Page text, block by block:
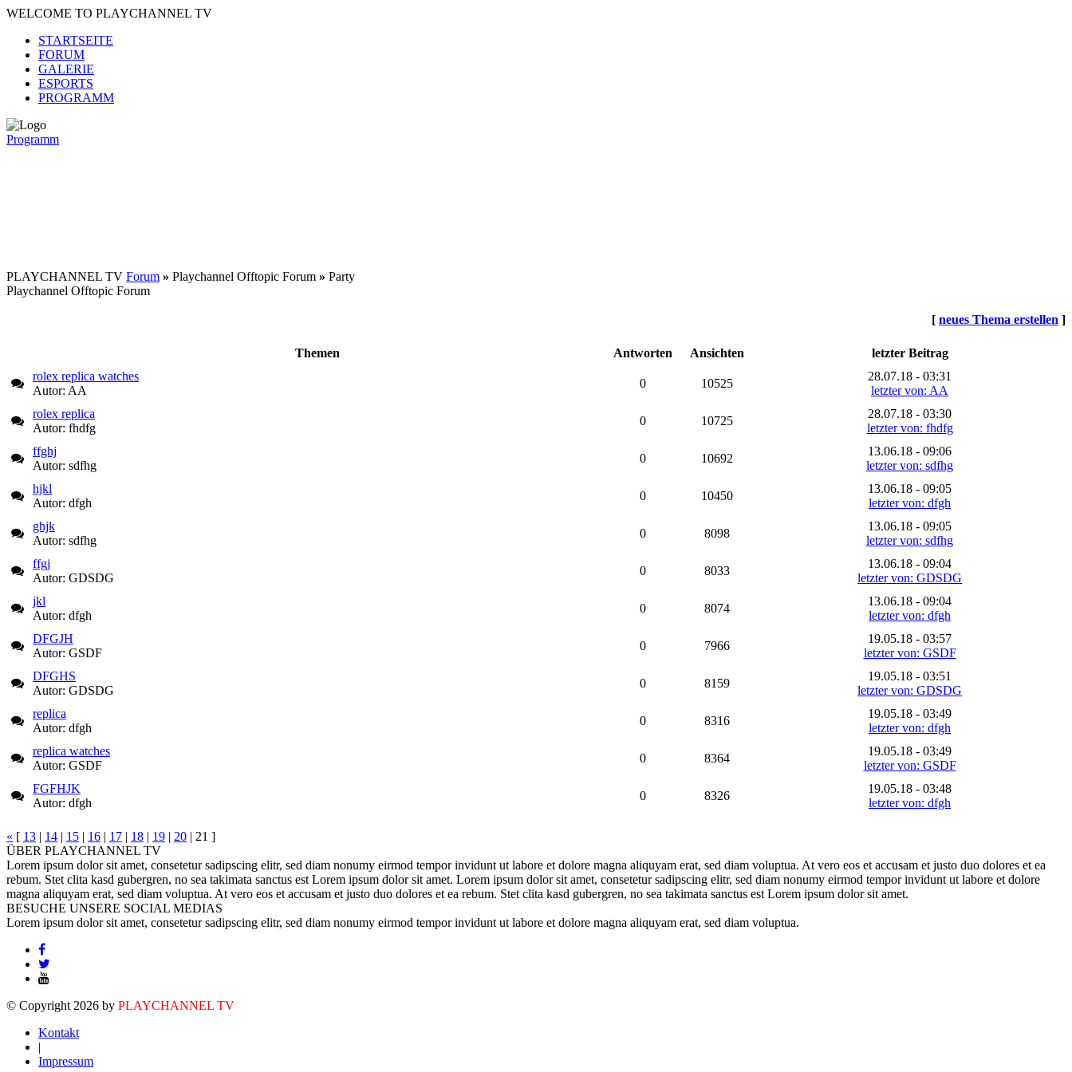
WELCOME TO PLAYCHANNEL TV
STARTSEITE
FORUM
GALERIE
ESPORTS
PROGRAMM
Programm
PLAYCHANNEL TV Forum » Playchannel Offtopic Forum » Party
Playchannel Offtopic Forum
[ neues Thema erstellen ]
Themen Antworten Ansichten
letzter Beitrag
rolex replica watches
Autor: AA
0 10525
28.07.18 - 03:31
letzter von: AA
rolex replica
Autor: fhdfg
0 10725
28.07.18 - 03:30
letzter von: fhdfg
ffghj
Autor: sdfhg
0 10692
13.06.18 - 09:06
letzter von: sdfhg
hjkl
Autor: dfgh
0 10450
13.06.18 - 09:05
letzter von: dfgh
ghjk
Autor: sdfhg
0 8098
13.06.18 - 09:05
letzter von: sdfhg
ffgj
Autor: GDSDG
0 8033
13.06.18 - 09:04
letzter von: GDSDG
jkl
Autor: dfgh
0 8074
13.06.18 - 09:04
letzter von: dfgh
DFGJH
Autor: GSDF
0 7966
19.05.18 - 03:57
letzter von: GSDF
DFGHS
Autor: GDSDG
0 8159
19.05.18 - 03:51
letzter von: GDSDG
replica
Autor: dfgh
0 8316
19.05.18 - 03:49
letzter von: dfgh
replica watches
Autor: GSDF
0 8364
19.05.18 - 03:49
letzter von: GSDF
FGFHJK
Autor: dfgh
0 8326
19.05.18 - 03:48
letzter von: dfgh
« [ 13 | 14 | 15 | 16 | 17 | 18 | 19 | 20 | 21 ]
ÜBER PLAYCHANNEL TV
Lorem ipsum dolor sit amet, consetetur sadipscing elitr, sed diam nonumy eirmod tempor invidunt ut labore et dolore magna aliquyam erat, sed diam voluptua. At vero eos et accusam et justo duo dolores et ea
rebum. Stet clita kasd gubergren, no sea takimata sanctus est Lorem ipsum dolor sit amet. Lorem ipsum dolor sit amet, consetetur sadipscing elitr, sed diam nonumy eirmod tempor invidunt ut labore et dolore
magna aliquyam erat, sed diam voluptua. At vero eos et accusam et justo duo dolores et ea rebum. Stet clita kasd gubergren, no sea takimata sanctus est Lorem ipsum dolor sit amet.
BESUCHE UNSERE SOCIAL MEDIAS
Lorem ipsum dolor sit amet, consetetur sadipscing elitr, sed diam nonumy eirmod tempor invidunt ut labore et dolore magna aliquyam erat, sed diam voluptua.
© Copyright 2026 by PLAYCHANNEL TV
Kontakt
|
Impressum